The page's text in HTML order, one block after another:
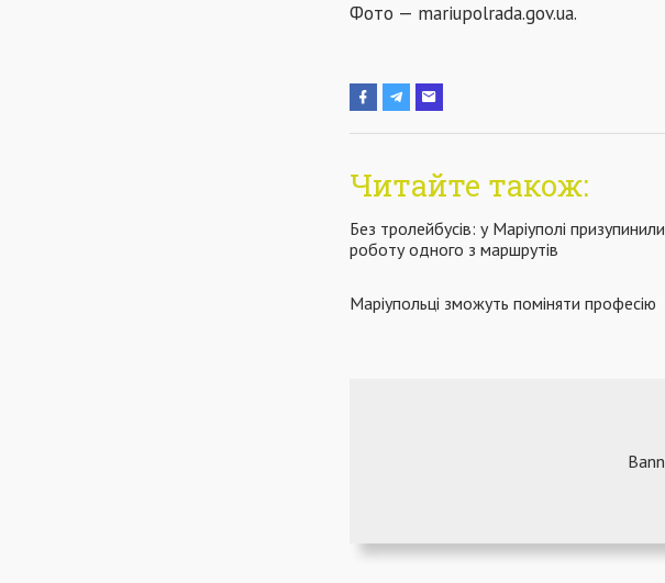
Фото — mariupolrada.gov.ua.
Читайте також:
Без тролейбусів: у Маріуполі призупинили
роботу одного з маршрутів
Маріупольці зможуть поміняти професію